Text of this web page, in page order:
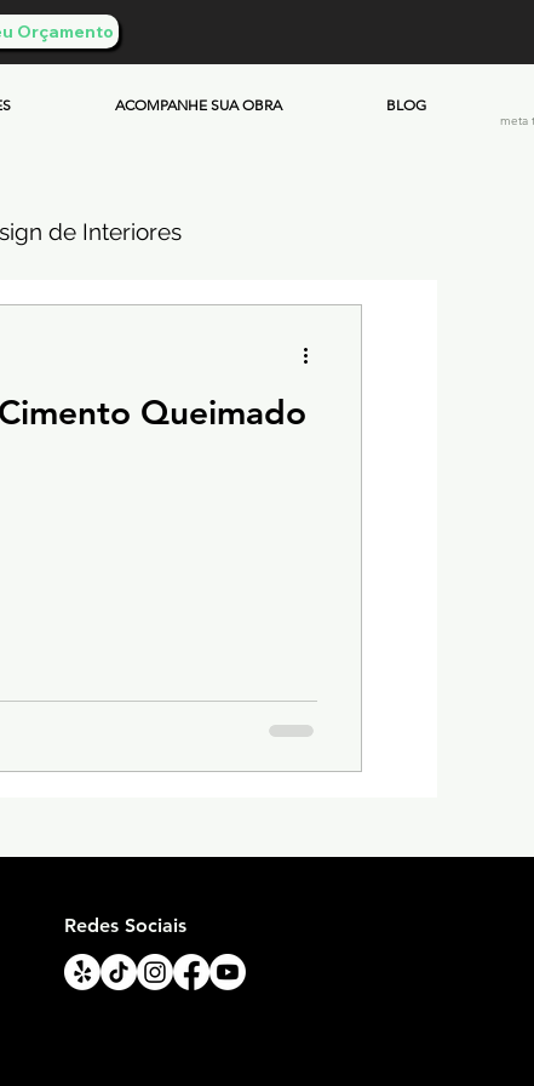
Orçamento
ACOMPANHE SUA OBRA BLOG
meta
de Interiores
& CustosQueimado
Redes Sociais